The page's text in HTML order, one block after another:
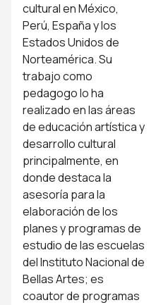
cultural en México,
Perú, España y los
Estados Unidos de
Norteamérica. Su
trabajo como
pedagogo lo ha
realizado en las áreas
de educación artística y
desarrollo cultural
principalmente, en
donde destaca la
asesoría para la
elaboración de los
planes y programas de
estudio de las escuelas
del Instituto Nacional de
Bellas Artes; es
coautor de programas